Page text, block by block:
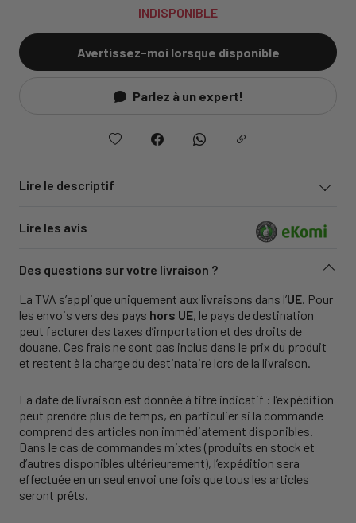
INDISPONIBLE
Avertissez-moi lorsque disponible
Parlez à un expert!
Lire le descriptif
Lire les avis
Des questions sur votre livraison ?
La TVA s’applique uniquement aux livraisons dans l’UE . Pour
les envois vers des pays hors UE, le pays de destination
peut facturer des taxes d’importation et des droits de
douane. Ces frais ne sont pas inclus dans le prix du produit
et restent à la charge du destinataire lors de la livraison.
La date de livraison est donnée à titre indicatif : l’expédition
peut prendre plus de temps, en particulier si la commande
comprend des articles non immédiatement disponibles.
Dans le cas de commandes mixtes (produits en stock et
d’autres disponibles ultérieurement), l’expédition sera
effectuée en un seul envoi une fois que tous les articles
seront prêts.